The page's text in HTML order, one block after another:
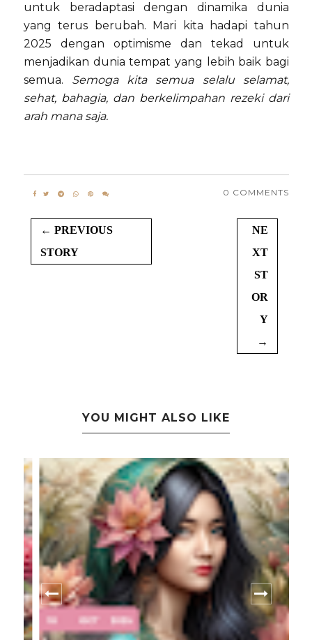
untuk beradaptasi dengan dinamika dunia
yang terus berubah. Mari kita hadapi tahun
2025 dengan optimisme dan tekad untuk
menjadikan dunia tempat yang lebih baik bagi
semua. Semoga kita semua selalu selamat,
sehat, bahagia, dan berkelimpahan rezeki dari
arah mana saja.
0 COMMENTS
← PREVIOUS
STORY
NE
XT
ST
OR
Y
→
YOU MIGHT ALSO LIKE